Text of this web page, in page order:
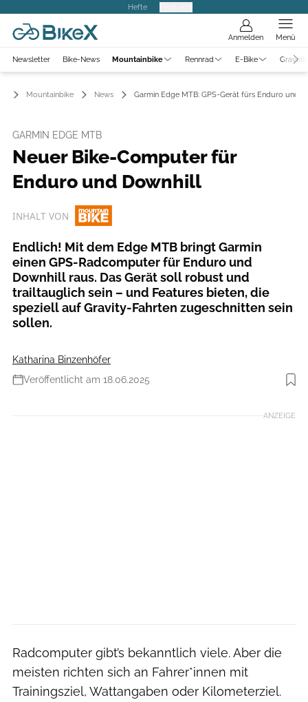
Hefte
Anmelden Menü
Newsletter Bike-News Mountainbike Rennrad E-Bike
Mountainbike News Garmin Edge MTB: GPS-Gerät fürs Enduro und
GARMIN EDGE MTB
Neuer Bike-Computer für
Enduro und Downhill
INHALT VON
Endlich! Mit dem Edge MTB bringt Garmin
einen GPS-Radcomputer für Enduro und
Downhill raus. Das Gerät soll robust und
trailtauglich sein – und Features bieten, die
speziell auf Gravity-Fahrten zugeschnitten sein
sollen.
Katharina Binzenhöfer
Veröffentlicht am 18.06.2025
Foto: Garmin
ANZEIGE
Radcomputer gibt’s bekanntlich viele. Aber die
meisten richten sich an Fahrer*innen mit
Trainingsziel, Wattangaben oder Kilometerziel.